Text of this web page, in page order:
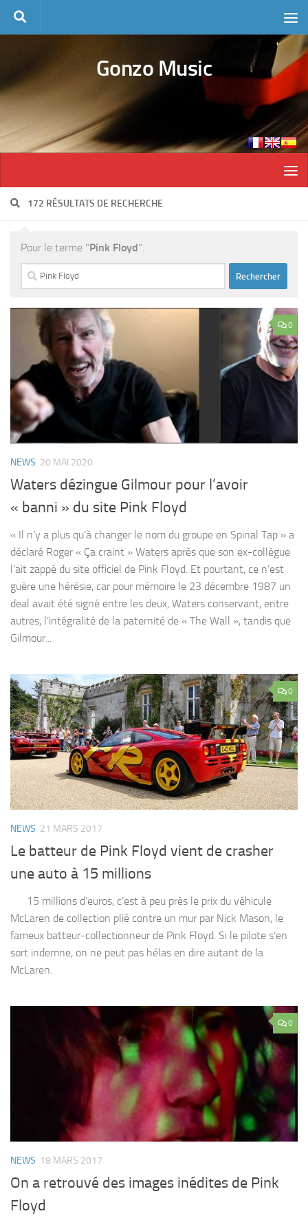
Skip to content
Gonzo Music
172 RÉSULTATS DE RECHERCHE
Pour le terme "Pink Floyd".
Rechercher :
0
NEWS 20 MAI 2020
Waters dézingue Gilmour pour l’avoir
« banni » du site Pink Floyd
« Il n’y a plus qu’à changer le nom du groupe en Spinal Tap » a
déclaré Roger « Ça craint » Waters après que son ex-collègue
l’ait zappé du site officiel de Pink Floyd. Et pourtant, ce n’est
guère une hérésie, car pour mémoire le 23 décembre 1987 un
deal avait été signé entre les deux, Waters conservant, entre
autres, l’intégralité de la paternité de « The Wall », tandis que
Gilmour...
0
NEWS 21 MARS 2017
Le batteur de Pink Floyd vient de crasher
une auto à 15 millions
15 millions d’euros, c’est à peu près le prix du véhicule
McLaren de collection plié contre un mur par Nick Mason, le
fameux batteur-collectionneur de Pink Floyd. Si le pilote s’en
sort indemne, on ne peut pas hélas en dire autant de la
McLaren.
0
NEWS 18 MARS 2017
On a retrouvé des images inédites de Pink
Floyd